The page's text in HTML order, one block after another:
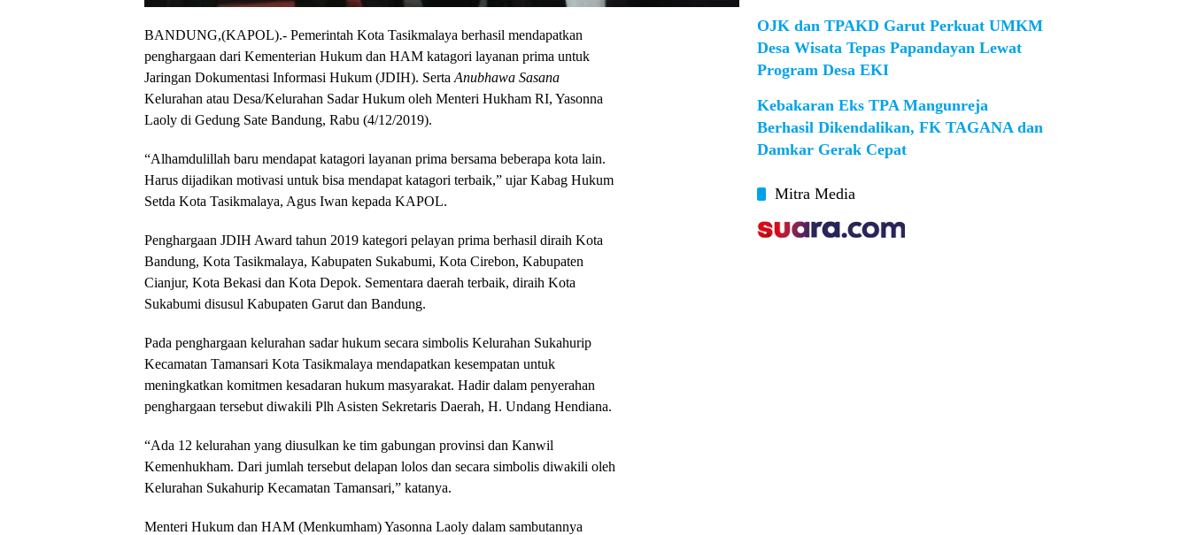
BANDUNG,(KAPOL).- Pemerintah Kota Tasikmalaya berhasil mendapatkan
penghargaan dari Kementerian Hukum dan HAM katagori layanan prima untuk
Jaringan Dokumentasi Informasi Hukum (JDIH). Serta Anubhawa Sasana
Kelurahan atau Desa/Kelurahan Sadar Hukum oleh Menteri Hukham RI, Yasonna
Laoly di Gedung Sate Bandung, Rabu (4/12/2019).
“Alhamdulillah baru mendapat katagori layanan prima bersama beberapa kota lain.
Harus dijadikan motivasi untuk bisa mendapat katagori terbaik,” ujar Kabag Hukum
Setda Kota Tasikmalaya, Agus Iwan kepada KAPOL.
Penghargaan JDIH Award tahun 2019 kategori pelayan prima berhasil diraih Kota
Bandung, Kota Tasikmalaya, Kabupaten Sukabumi, Kota Cirebon, Kabupaten
Cianjur, Kota Bekasi dan Kota Depok. Sementara daerah terbaik, diraih Kota
Sukabumi disusul Kabupaten Garut dan Bandung.
Pada penghargaan kelurahan sadar hukum secara simbolis Kelurahan Sukahurip
Kecamatan Tamansari Kota Tasikmalaya mendapatkan kesempatan untuk
meningkatkan komitmen kesadaran hukum masyarakat. Hadir dalam penyerahan
penghargaan tersebut diwakili Plh Asisten Sekretaris Daerah, H. Undang Hendiana.
“Ada 12 kelurahan yang diusulkan ke tim gabungan provinsi dan Kanwil
Kemenhukham. Dari jumlah tersebut delapan lolos dan secara simbolis diwakili oleh
Kelurahan Sukahurip Kecamatan Tamansari,” katanya.
Menteri Hukum dan HAM (Menkumham) Yasonna Laoly dalam sambutannya
OJK dan TPAKD Garut Perkuat UMKM
Desa Wisata Tepas Papandayan Lewat
Program Desa EKI
Kebakaran Eks TPA Mangunreja
Berhasil Dikendalikan, FK TAGANA dan
Damkar Gerak Cepat
Mitra Media